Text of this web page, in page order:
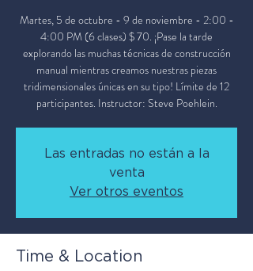
Martes, 5 de octubre - 9 de noviembre - 2:00 -
4:00 PM (6 clases) $ 70. ¡Pase la tarde
explorando las muchas técnicas de construcción
manual mientras creamos nuestras piezas
tridimensionales únicas en su tipo! Límite de 12
participantes. Instructor: Steve Poehlein.
Las entradas no están a la
venta
Ver otros eventos
Time & Location